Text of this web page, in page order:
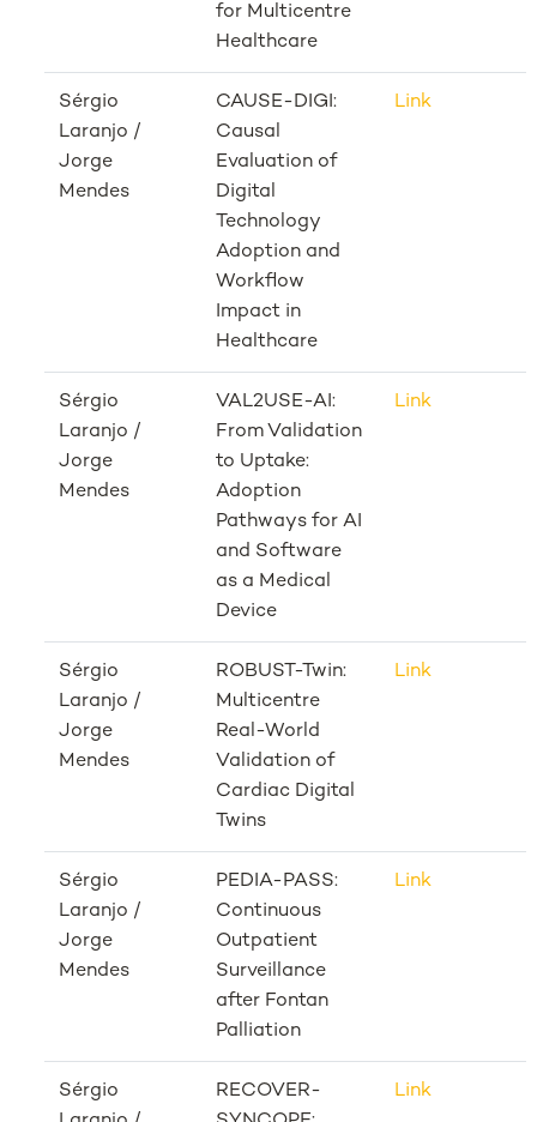
for Multicentre
Healthcare
Sérgio
Laranjo /
Jorge
Mendes
CAUSE-DIGI:
Causal
Evaluation of
Digital
Technology
Adoption and
Workflow
Impact in
Healthcare
Link
Sérgio
Laranjo /
Jorge
Mendes
VAL2USE-AI:
From Validation
to Uptake:
Adoption
Pathways for AI
and Software
as a Medical
Device
Link
Sérgio
Laranjo /
Jorge
Mendes
ROBUST-Twin:
Multicentre
Real-World
Validation of
Cardiac Digital
Twins
Link
Sérgio
Laranjo /
Jorge
Mendes
PEDIA-PASS:
Continuous
Outpatient
Surveillance
after Fontan
Palliation
Link
Sérgio
RECOVER-
Link